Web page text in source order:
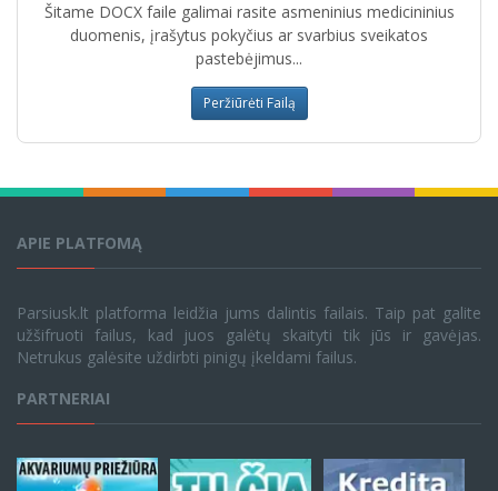
Šitame DOCX faile galimai rasite asmeninius medicininius
duomenis, įrašytus pokyčius ar svarbius sveikatos
pastebėjimus...
Peržiūrėti Failą
APIE PLATFOMĄ
Parsiusk.lt platforma leidžia jums dalintis failais. Taip pat galite
užšifruoti failus, kad juos galėtų skaityti tik jūs ir gavėjas.
Netrukus galėsite uždirbti pinigų įkeldami failus.
PARTNERIAI